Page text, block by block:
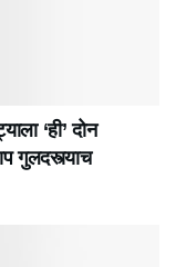
‘ही’ दोन
गुलदस्त्याच